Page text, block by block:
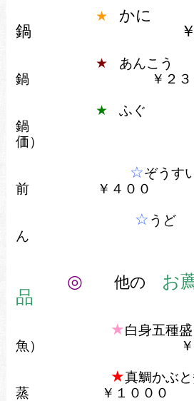
★
かに
鍋
★
あんこう
鍋 ￥２３０
★
ふぐ
鍋
価）
☆ぞうす
前 ￥４００
☆ うど
◎ 他の お
品
★白身五種
魚）
￥
★真鯛かぶ
蒸
￥１０００